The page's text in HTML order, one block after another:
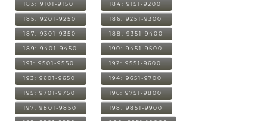
183: 9101-9150 184: 9151-9200
185: 9201-9250 186: 9251-9300
187: 9301-9350 188: 9351-9400
189: 9401-9450 190: 9451-9500
191: 9501-9550 192: 9551-9600
193: 9601-9650 194: 9651-9700
195: 9701-9750 196: 9751-9800
197: 9801-9850 198: 9851-9900